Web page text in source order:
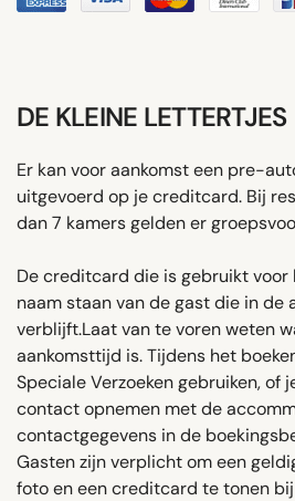
DE KLEINE LETTERTJES
Er kan voor aankomst een pre-
uitgevoerd op je creditcard. Bij
dan 7 kamers gelden er
De creditcard die is gebruikt voor
naam staan van de gast die in de
verblijft.Laat van te voren weten
aankomsttijd is. Tijdens het
Speciale Verzoeken gebruiken, of
contact opnemen met de
contactgegevens in de
Gasten zijn verplicht om een
foto en een creditcard te tonen